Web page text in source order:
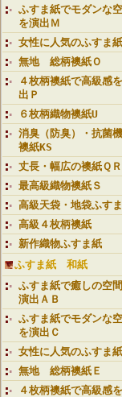
ふすま紙でモダンな
を演出Ｍ
女性に人気のふすま
無地 総柄襖紙Ｏ
４枚柄襖紙で高級感
出Ｐ
６枚柄織物襖紙U
消臭（防臭）・抗菌
襖紙KS
丈長・幅広の襖紙ＱＲ
最高級織物襖紙Ｓ
高級天袋・地袋ふす
高級４枚柄襖紙
新作織物ふすま紙
ふすま紙 和紙
ふすま紙で癒しの空
演出ＡＢ
ふすま紙でモダンな
を演出Ｃ
女性に人気のふすま
無地 総柄襖紙Ｅ
４枚柄襖紙で高級感